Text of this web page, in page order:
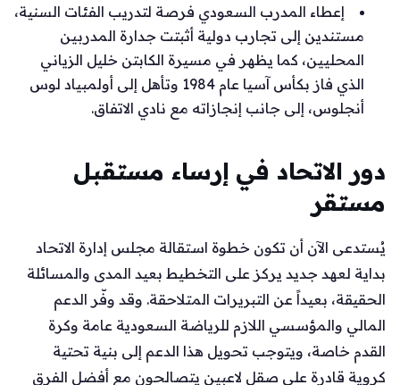
إعطاء المدرب السعودي فرصة لتدريب الفئات السنية،
مستندين إلى تجارب دولية أثبتت جدارة المدربين
المحليين، كما يظهر في مسيرة الكابتن خليل الزياني
الذي فاز بكأس آسيا عام 1984 وتأهل إلى أولمبياد لوس
أنجلوس، إلى جانب إنجازاته مع نادي الاتفاق.
دور الاتحاد في إرساء مستقبل
مستقر
يُستدعى الآن أن تكون خطوة استقالة مجلس إدارة الاتحاد
بداية لعهد جديد يركز على التخطيط بعيد المدى والمسائلة
الحقيقة، بعيداً عن التبريرات المتلاحقة. وقد وفّر الدعم
المالي والمؤسسي اللازم للرياضة السعودية عامة وكرة
القدم خاصة، ويتوجب تحويل هذا الدعم إلى بنية تحتية
كروية قادرة على صقل لاعبين يتصالحون مع أفضل الفرق